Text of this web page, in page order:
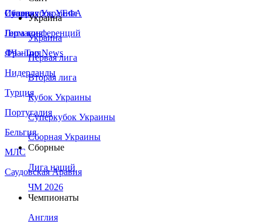
Сборная Украины
Италия
Германия
Франция
Нидерланды
Турция
Португалия
Бельгия
МЛС
Саудовская Аравия
Суперкубок УЕФА
Лига конференций
ЛЧ - Top News
Украина
Украина
Первая лига
Вторая лига
Кубок Украины
Суперкубок Украины
Сборная Украины
Сборные
Лига наций
ЧМ 2026
Чемпионаты
Англия